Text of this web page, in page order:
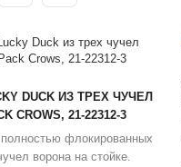
DUCK ИЗ ТРЕХ ЧУЧЕЛ
CROWS, 21-22312-3
флокированных
ворона на стойке.